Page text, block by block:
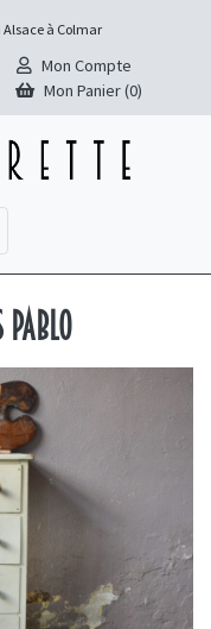
à Colmar
Mon Compte
Mon Panier (0)